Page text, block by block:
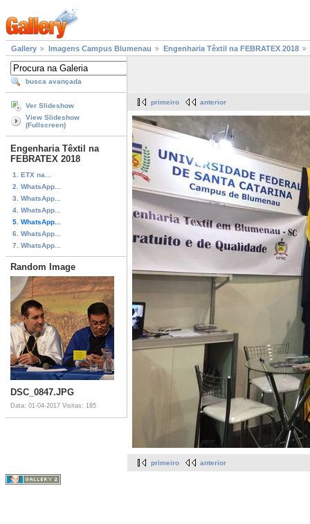
Gallery Imagens Campus Blumenau Engenharia Têxtil na FEBRATEX 2018
busca avançada
Ver Slideshow
View Slideshow
(Fullscreen)
Engenharia Têxtil na
FEBRATEX 2018
1. ETX na...
2. WhatsApp...
3. WhatsApp...
4. WhatsApp...
5. WhatsApp...
6. WhatsApp...
7. WhatsApp...
Random Image
DSC_0847.JPG
Data: 01-04-2017 Visitas: 185
primeiro anterior
primeiro anterior